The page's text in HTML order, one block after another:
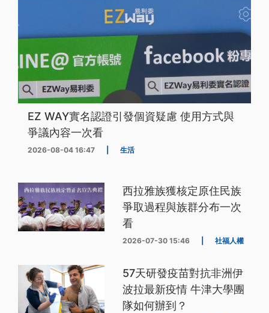
EZ WAY實名認證引發個資疑慮 使用方式與
爭議內容一次看
2026-08-04 16:47 生活
西拉雅族獲核定原住民族
爭取過程與族群分布一次
看
2026-07-30 15:46 社福人權
57天研發疫苗對抗非洲伊
波拉最新疫情 牛津大學團
隊如何辦到？